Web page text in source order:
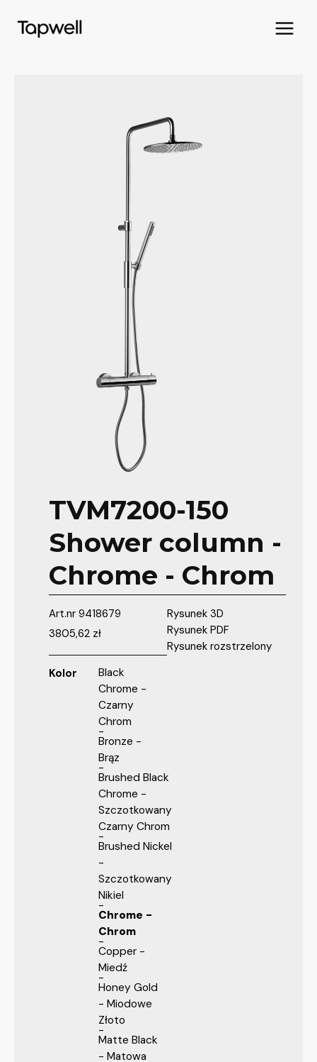
TVM7200-150
Shower column -
Chrome - Chrom
Art.nr 9418679
3805,62 zł
Kolor
Black
Chrome -
Czarny
Chrom
Bronze -
Brąz
Brushed Black
Chrome -
Szczotkowany
Czarny Chrom
Brushed Nickel
-
Szczotkowany
Nikiel
Chrome -
Chrom
Copper -
Miedź
Honey Gold
- Miodowe
Złoto
Matte Black
- Matowa
Rysunek 3D
Rysunek PDF
Rysunek rozstrzelony